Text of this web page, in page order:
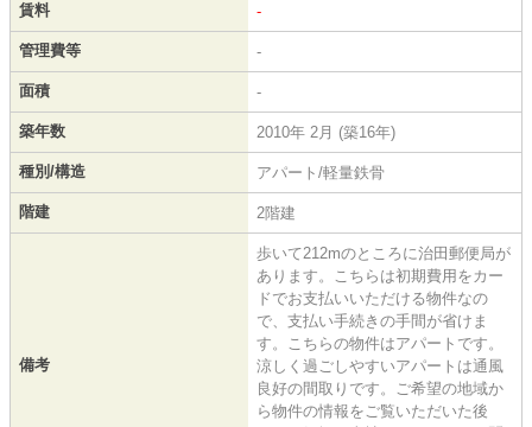
賃料 -
管理費等 -
面積 -
築年数 2010年 2月 (築16年)
種別/構造 アパート/軽量鉄骨
階建 2階建
備考
歩いて212mのところに治田郵便局が
あります。こちらは初期費用をカー
ドでお支払いいただける物件なの
で、支払い手続きの手間が省けま
す。こちらの物件はアパートです。
涼しく過ごしやすいアパートは通風
良好の間取りです。ご希望の地域か
ら物件の情報をご覧いただいた後